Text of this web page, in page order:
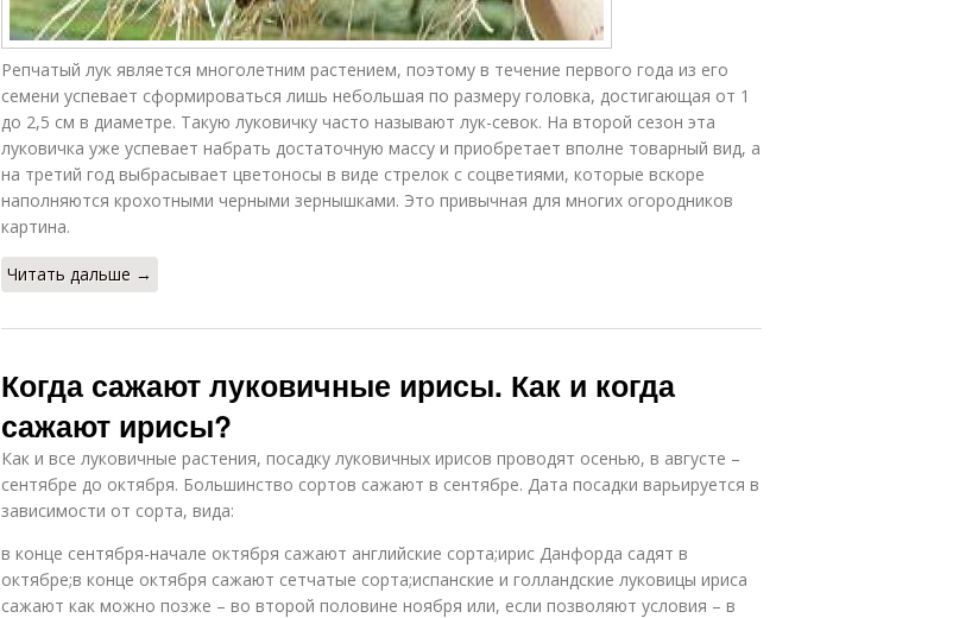
Репчатый лук является многолетним растением, поэтому в течение первого года из его
семени успевает сформироваться лишь небольшая по размеру головка, достигающая от 1
до 2,5 см в диаметре. Такую луковичку часто называют лук-севок. На второй сезон эта
луковичка уже успевает набрать достаточную массу и приобретает вполне товарный вид, а
на третий год выбрасывает цветоносы в виде стрелок с соцветиями, которые вскоре
наполняются крохотными черными зернышками. Это привычная для многих огородников
картина.
Читать дальше →
Когда сажают луковичные ирисы. Как и когда
сажают ирисы?
Как и все луковичные растения, посадку луковичных ирисов проводят осенью, в августе –
сентябре до октября. Большинство сортов сажают в сентябре. Дата посадки варьируется в
зависимости от сорта, вида:
в конце сентября-начале октября сажают английские сорта;ирис Данфорда садят в
октябре;в конце октября сажают сетчатые сорта;испанские и голландские луковицы ириса
сажают как можно позже – во второй половине ноября или, если позволяют условия – в